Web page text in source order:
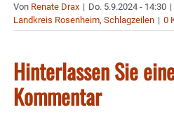
Von Renate Drax | Do. 5.9.2024 - 14:30 |
Landkreis Rosenheim, Schlagzeilen | 0
Hinterlassen Sie
Kommentar